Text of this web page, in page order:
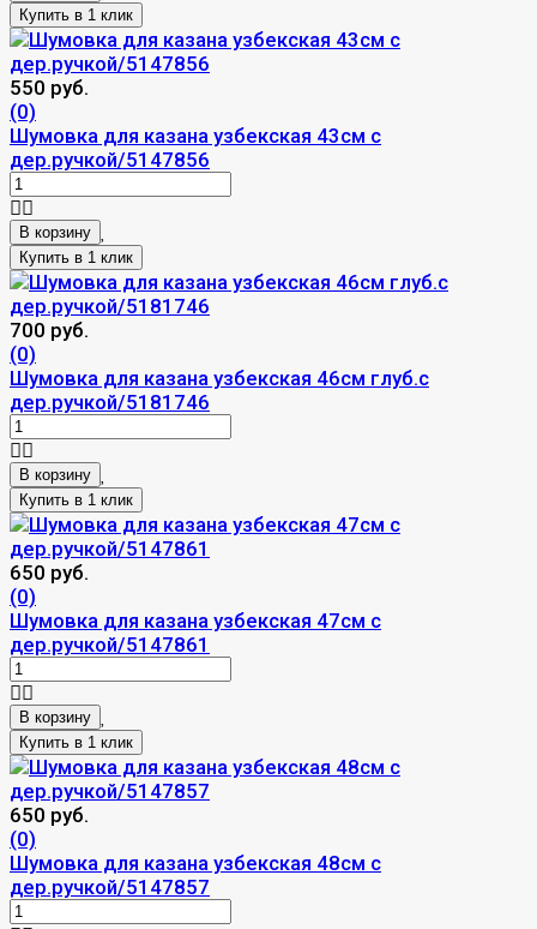
550 руб.
(0)
Шумовка для казана узбекская 43см с
дер.ручкой/5147856
В корзину
700 руб.
(0)
Шумовка для казана узбекская 46см глуб.с
дер.ручкой/5181746
В корзину
650 руб.
(0)
Шумовка для казана узбекская 47см с
дер.ручкой/5147861
В корзину
650 руб.
(0)
Шумовка для казана узбекская 48см с
дер.ручкой/5147857